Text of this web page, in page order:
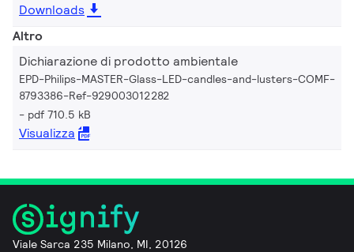
Downloads
Altro
Dichiarazione di prodotto ambientale
EPD-Philips-MASTER-Glass-LED-candles-and-lusters-COMF-
8793386-Ref-929003012282
pdf 710.5 kB
Visualizza
Viale Sarca 235 Milano, MI, 20126